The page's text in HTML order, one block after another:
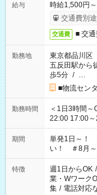
給与
時給1,500円
交通費別
交通費 ■ 交
勤務地
東京都品川区
五反田駅から
歩5分 / …
■物流セン
勤務時間
＜1日3時間～OK！＞ ▼ 例えば… ▼
22:00 17:00～22:00 など こちら以
ださい！
期間
単発1日～！
い！ ＃8月
特徴 週1日からOK /
業・Wワーク
集 / 電話対応